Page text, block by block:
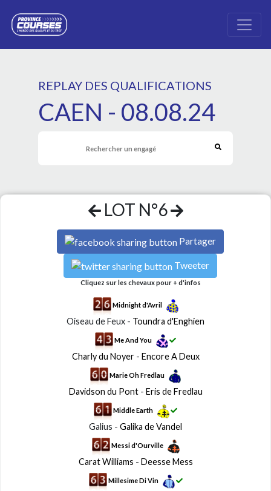
REPLAY DES QUALIFICATIONS
CAEN - 08.08.24
LOT N°6
Partager
Tweeter
Cliquez sur les chevaux pour + d'infos
Midnight d'Avril
Oiseau de Feux - Toundra d'Enghien
Me And You
Charly du Noyer- Encore A Deux
Marie Oh Fredlau
Davidson du Pont- Eris de Fredlau
Middle Earth
Galius - Galika de Vandel
Messi d'Ourville
Carat Williams - Deesse Mess
Millesime Di Vin